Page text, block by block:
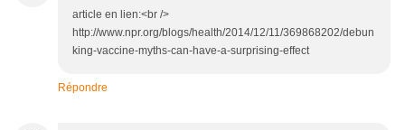
article en lien:<br />
http://www.npr.org/blogs/health/2014/12/11/369868202/debun
king-vaccine-myths-can-have-a-surprising-effect
Répondre